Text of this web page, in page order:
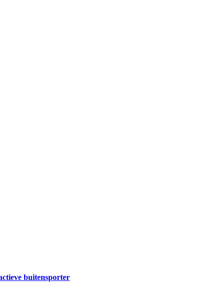
buitensporter